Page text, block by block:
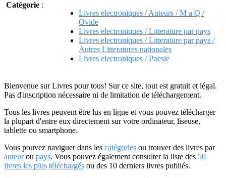
Catégorie :
Livres electroniques / Auteurs / M a Q /
Ovide
Livres electroniques / Litterature par pays
Livres electroniques / Litterature par pays /
Autres Litteratures nationales
Livres electroniques / Poesie
Bienvenue sur Livres pour tous! Sur ce site, tout est gratuit et légal.
Pas d'inscription nécessaire ni de limitation de téléchargement.
Tous les livres peuvent être lus en ligne et vous pouvez télécharger
la plupart d'entre eux directement sur votre ordinateur, liseuse,
tablette ou smartphone.
Vous pouvez naviguer dans les catégories ou trouver des livres par
auteurou pays. Vous pouvez également consulter la liste des 50
livres les plus téléchargés ou des 10 derniers livres publiés.